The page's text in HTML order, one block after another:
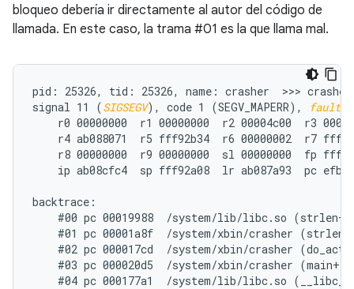
bloqueo debería ir directamente al autor del código de
llamada. En este caso, la trama #01 es la que llama mal.
pid: 25326, tid: 25326, name: crasher  >>> crasher
signal 11 (SIGSEGV), code 1 (SEGV_MAPERR),
fault
r0 00000000  r1 00000000  r2 00004c00  r3
r4 ab088071  r5 fff92b34  r6 00000002  r7
r8 00000000  r9 00000000  sl 00000000  fp
ip ab08cfc4  sp fff92a08  lr ab087a93  pc
backtrace:
#00 pc 00019988  /system/lib/libc.so
#01 pc 00001a8f  /system/xbin/crasher
#02 pc 000017cd  /system/xbin/crasher
#03 pc 000020d5  /system/xbin/crasher
#04 pc 000177a1  /system/lib/libc.so